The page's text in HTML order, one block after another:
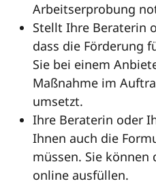
Arbeitserprobung
Stellt Ihre Beraterin
dass die Förderung
Sie bei einem
Maßnahme im
umsetzt.
Ihre Beraterin oder
Ihnen auch die
müssen. Sie können
online ausfüllen.